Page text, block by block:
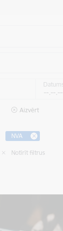
Aizvērt
NVA
Notīrīt filtrus